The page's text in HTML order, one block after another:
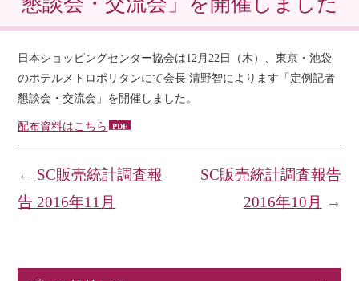
日本ショッピングセンター協会は12月22日（木）、東京・池袋
のホテルメトロポリタンにて会長 清野智によります「定例記者
懇談会・交流会」を開催しました。
配布資料はこちら
SC販売統計調査報告
2016年10月
→
← SC販売統計調査報
告 2016年11月